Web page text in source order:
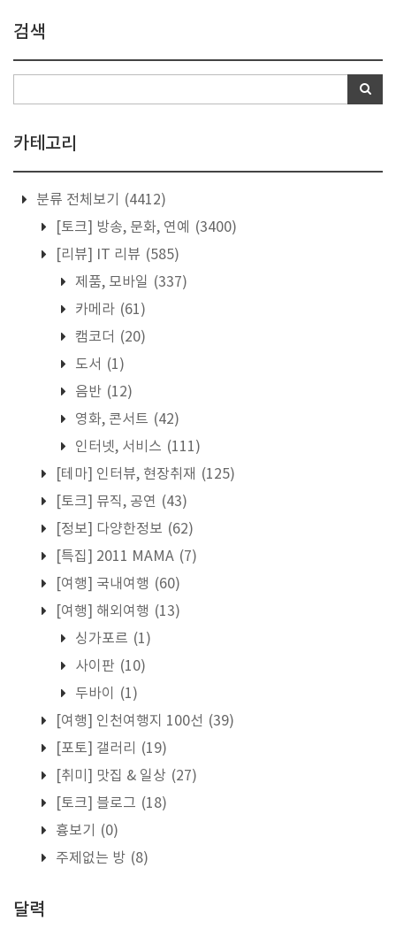
검색
카테고리
분류 전체보기
(4412)
[토크] 방송, 문화, 연예
(3400)
[리뷰] IT 리뷰 (585)
제품, 모바일 (337)
카메라 (61)
캠코더 (20)
도서 (1)
음반 (12)
영화, 콘서트 (42)
인터넷, 서비스 (111)
[테마] 인터뷰, 현장취재 (125)
[토크] 뮤직, 공연 (43)
[정보] 다양한정보 (62)
[특집] 2011 MAMA (7)
[여행] 국내여행 (60)
[여행] 해외여행 (13)
싱가포르 (1)
사이판 (10)
두바이
(1)
[여행] 인천여행지 100선 (39)
[포토] 갤러리
(19)
[취미] 맛집 & 일상 (27)
[토크] 블로그 (18)
흉보기
(0)
주제없는 방 (8)
달력